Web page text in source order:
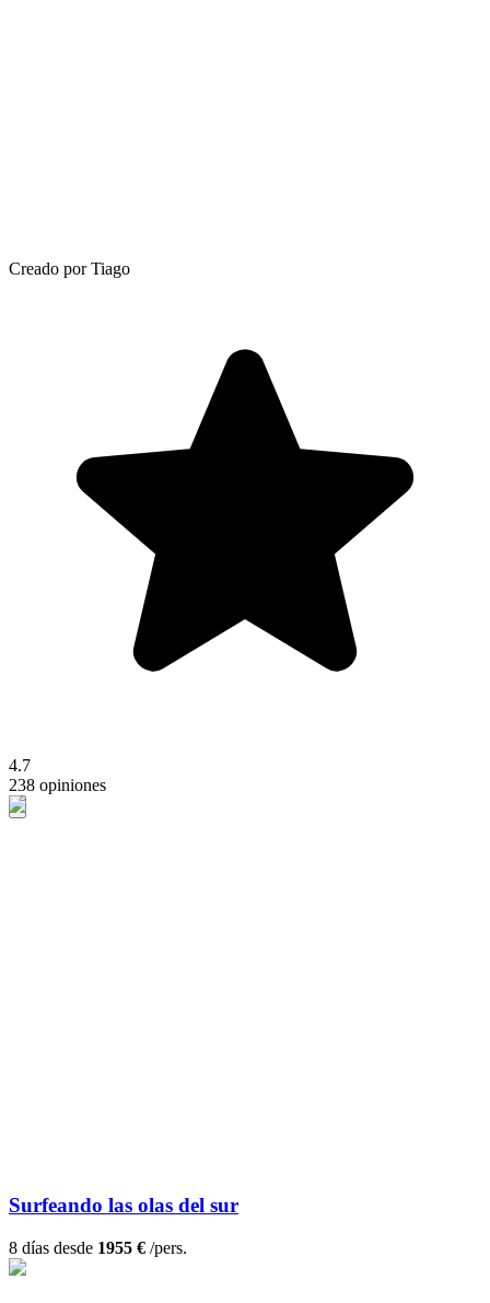
Creado por Tiago
4.7
238 opiniones
Surfeando las olas del sur
8 días desde 1955 € /pers.